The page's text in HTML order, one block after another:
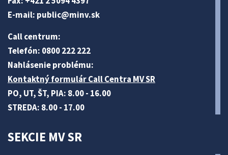
E-mail: public@minv.sk
Call centrum:
Telefón: 0800 222 222
Nahlásenie problému:
Kontaktný formulár Call Centra MV SR
PO, UT, ŠT, PIA: 8.00 - 16.00
STREDA: 8.00 - 17.00
SEKCIE MV SR